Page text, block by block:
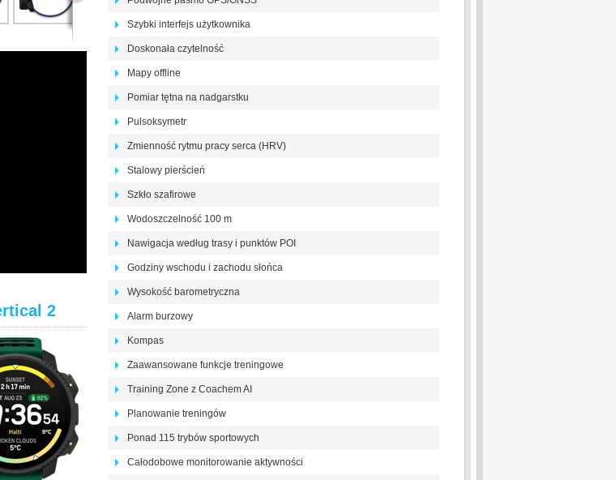
Szybki interfejs użytkownika
Doskonała czytelność
Mapy offline
Pomiar tętna na nadgarstku
Pulsoksymetr
Zmienność rytmu pracy serca (HRV)
Stalowy pierścień
Szkło szafirowe
Wodoszczelność 100 m
Nawigacja według trasy i punktów POI
Godziny wschodu i zachodu słońca
Wysokość barometryczna
Alarm burzowy
Kompas
Zaawansowane funkcje treningowe
Training Zone z Coachem AI
Planowanie treningów
Ponad 115 trybów sportowych
Całodobowe monitorowanie aktywności
2